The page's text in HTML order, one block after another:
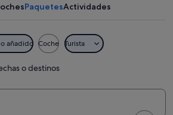
PaquetesActividades
añadido Coche Turista
o destinos